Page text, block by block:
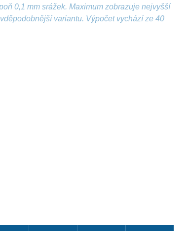
0,1 mm srážek. Maximum zobrazuje nejvyšší
variantu. Výpočet vychází ze 40